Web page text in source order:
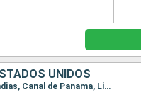
UNIDOS
Itinerario : New Orleans, Montego Bay, Aruba, Willemstad(Curaçao), Cartagena de Indias, Canal de Panama, Limon, Cozumel, New Orleans